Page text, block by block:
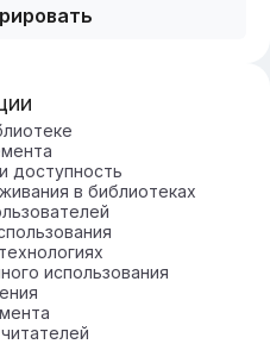
доступность
в библиотеках
использования